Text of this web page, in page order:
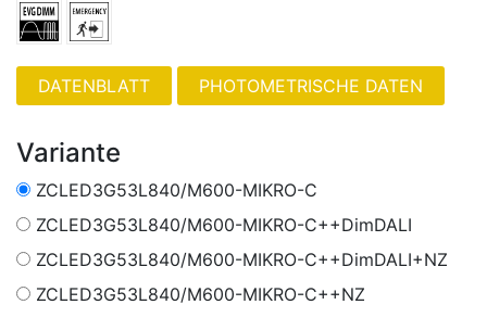
PHOTOMETRISCHE DATEN
Variante
ZCLED3G53L840/M600-MIKRO-C
ZCLED3G53L840/M600-MIKRO-C++DimDALI
ZCLED3G53L840/M600-MIKRO-C++DimDALI+NZ
ZCLED3G53L840/M600-MIKRO-C++NZ